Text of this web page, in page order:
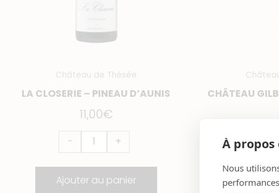
À propos
Nous
Château de Thésée
LA CLOSERIE – PINEAU D’AUNIS
11,00€
- +
Ajouter au panier
CHÂTEAU
-